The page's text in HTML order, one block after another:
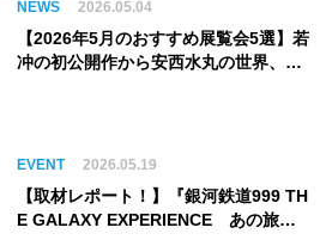
NEWS 2026.05.04
【2026年5月のおすすめ展覧会5選】若
冲の初公開作から安西水丸の世界、そ
EVENT 2026.05.19
【取材レポート！】『銀河鉄道999 TH
E GALAXY EXPERIENCE あの旅